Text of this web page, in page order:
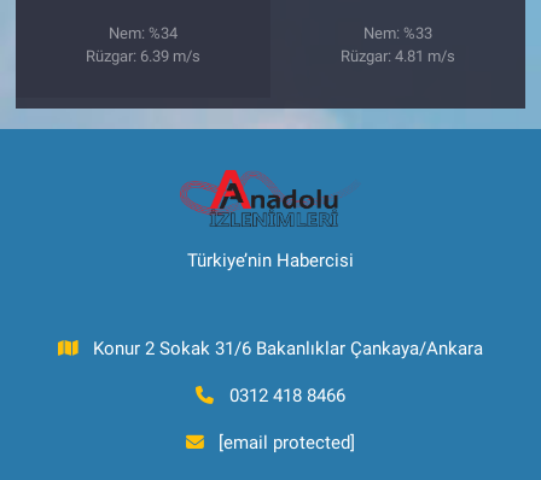
Nem: %34
Rüzgar: 6.39 m/s
Nem: %33
Rüzgar: 4.81 m/s
Türkiye’nin Habercisi
Konur 2 Sokak 31/6 Bakanlıklar Çankaya/Ankara
0312 418 8466
[email protected]